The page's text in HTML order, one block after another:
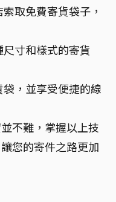
取免費寄貨袋子，
寸和樣式的寄貨
，並享受便捷的線
不難，掌握以上技
您的寄件之路更加